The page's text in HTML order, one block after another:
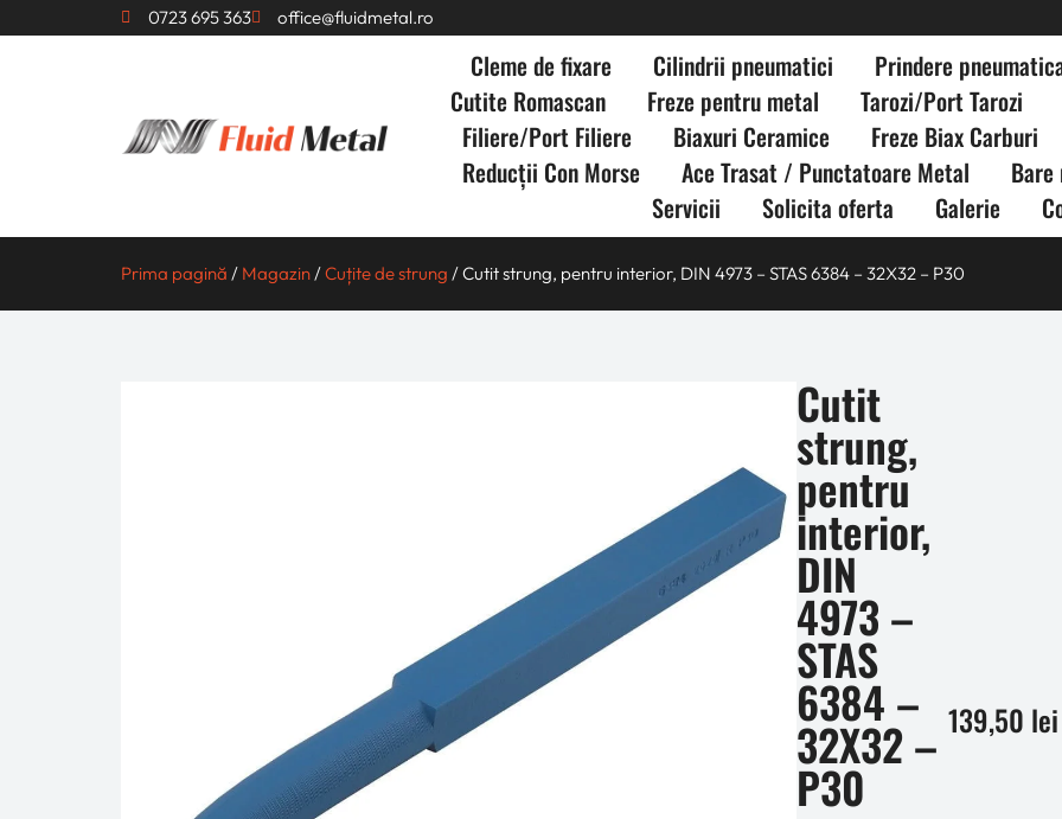
0723 695 363 office@fluidmetal.ro
Cleme de fixare Cilindrii pneumatici
Prindere
Cutite Romascan
Freze pentru metal
Tarozi/Port Tarozi
Filiere/Port Filiere
Biaxuri Ceramice
Freze Biax Carburi
Reducții Con Morse
Ace Trasat / Punctatoare Metal
Servicii
Solicita oferta Galerie
Prima pagină / Magazin/Cuțite de strung / Cutit strung, pentru interior, DIN 4973 – STAS 6384 – 32X32 – P30
Cutit
strung,
pentru
interior,
DIN
4973 –
STAS
6384 –
32X32 –
P30
139,50 lei